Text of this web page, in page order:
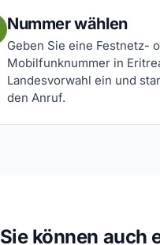
Nummer wählen
Geben Sie eine Festnetz-
Mobilfunknummer in
Landesvorwahl ein und
den Anruf.
Sie können auch